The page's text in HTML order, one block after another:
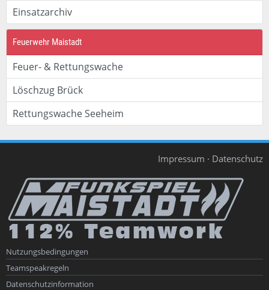
Einsatzarchiv
Feuerwehr Maistadt
Feuer- & Rettungswache
Löschzug Brück
Rettungswache Seeheim
Impressum · Datenschutz
Nutzungsbedingungen
Teamspeakregeln
Datenschutzinformation